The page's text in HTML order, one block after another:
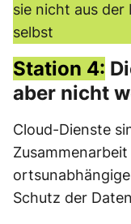
sie nicht aus
selbst
Station 4:
aber nicht
Cloud-Dienste
Schutz der